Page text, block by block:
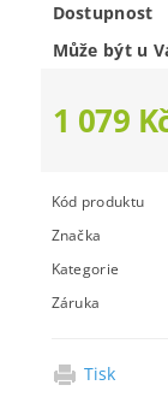
Dostupnost
Může být u
1 079
Kód produktu
Značka
Kategorie
Záruka
Tisk